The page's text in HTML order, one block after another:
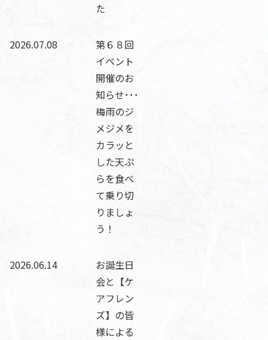
た
2026.07.08
第６８回
イベント
開催のお
知らせ･･･
梅雨のジ
メジメを
カラッと
した天ぷ
らを食べ
て乗り切
りましょ
う！
2026.06.14
お誕生日
会と【ケ
アフレン
ズ】の皆
様による